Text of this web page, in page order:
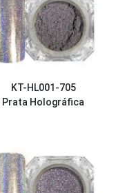
KT-HL001-705
Prata Holográfica